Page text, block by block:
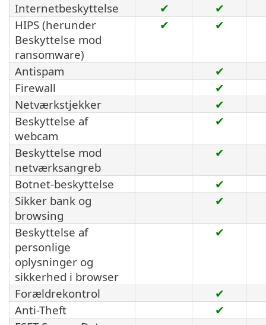
Internetbeskyttelse
✔
✔
HIPS (herunder
Beskyttelse mod
ransomware)
✔ ✔
Antispam
✔
Firewall
✔
Netværkstjekker
✔
Beskyttelse af
webcam
✔
Beskyttelse mod
netværksangreb
✔
Botnet-beskyttelse
✔
Sikker bank og
browsing
✔
Beskyttelse af
personlige
oplysninger og
sikkerhed i browser
✔
Forældrekontrol
✔
Anti-Theft
✔